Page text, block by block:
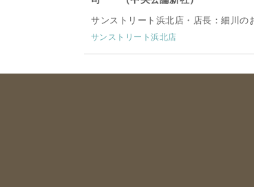
サンストリート浜北店・店長：細川の
サンストリート浜北店